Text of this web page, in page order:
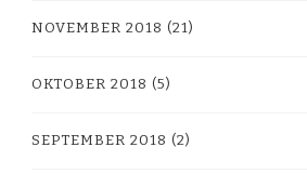
NOVEMBER 2018 (21)
OKTOBER 2018 (5)
SEPTEMBER 2018 (2)